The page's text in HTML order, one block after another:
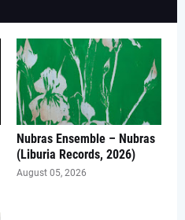
Nubras Ensemble – Nubras
(Liburia Records, 2026)
August 05, 2026